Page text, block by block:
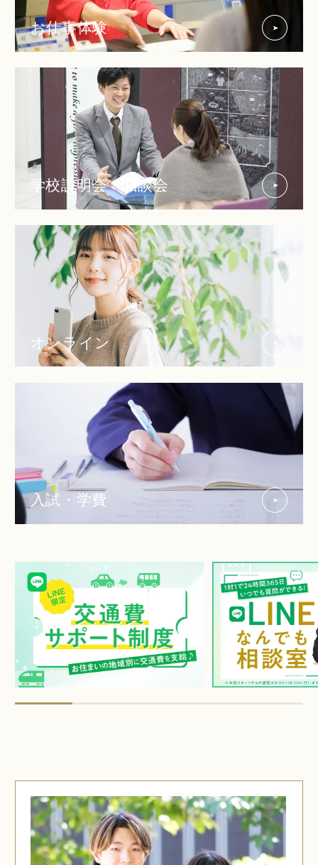
お仕事体験
学校説明会・相談会
オンライン
入試・学費